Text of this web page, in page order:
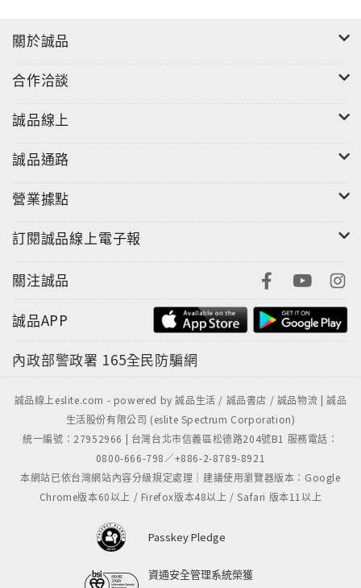
關於誠品
合作洽談
誠品線上
誠品通路
營業據點
訂閱誠品線上電子報
關注誠品
誠品APP
內政部警政署 165全民防騙網
誠品線上eslite.com - powered by 誠品生活 / 誠品書店 / 誠品物流 | 誠品
生活股份有限公司 (eslite Spectrum Corporation)
統一編號：27952966 | 台灣台北市信義區松德路204號B1 服務電話：
0800-666-798／+886-2-8789-8921
本網站已依台灣網站內容分級規定處理｜建議使用瀏覽器版本：Google
Chrome版本60以上 / Firefox版本48以上 / Safari 版本11以上
Passkey Pledge
資通安全管理系統榮獲